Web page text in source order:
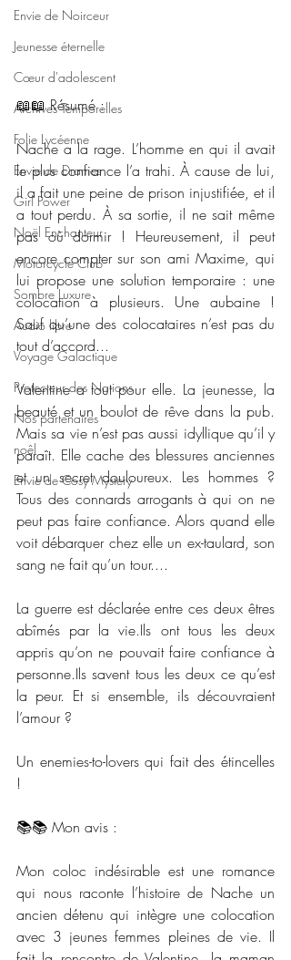
Envie de Noirceur
Jeunesse éternelle
Cœur d'adolescent
Archives Temporelles
Folie Lycéenne
Envie de Drames
Girl Power
Noël Enchanteur
Motorcycle Club
Sombre Luxure
Audio libre
Voyage Galactique
Protecteur des Nations
Nos partenaires
noêl
Envie de Cosy Mystery
📖📖 Résumé :
Nache a la rage. L’homme en qui il avait
le plus confiance l’a trahi. À cause de lui,
il a fait une peine de prison injustifiée, et il
a tout perdu. À sa sortie, il ne sait même
pas où dormir ! Heureusement, il peut
encore compter sur son ami Maxime, qui
lui propose une solution temporaire : une
colocation à plusieurs. Une aubaine !
Sauf qu’une des colocataires n’est pas du
tout d’accord...
Valentine a tout pour elle. La jeunesse, la
beauté et un boulot de rêve dans la pub.
Mais sa vie n’est pas aussi idyllique qu’il y
paraît. Elle cache des blessures anciennes
et un secret douloureux. Les hommes ?
Tous des connards arrogants à qui on ne
peut pas faire confiance. Alors quand elle
voit débarquer chez elle un ex-taulard, son
sang ne fait qu’un tour....
La guerre est déclarée entre ces deux êtres
abîmés par la vie.Ils ont tous les deux
appris qu’on ne pouvait faire confiance à
personne.Ils savent tous les deux ce qu’est
la peur. Et si ensemble, ils découvraient
l’amour ?
Un enemies-to-lovers qui fait des étincelles
!
📚📚 Mon avis :
Mon coloc indésirable est une romance
qui nous raconte l’histoire de Nache un
ancien détenu qui intègre une colocation
avec 3 jeunes femmes pleines de vie. Il